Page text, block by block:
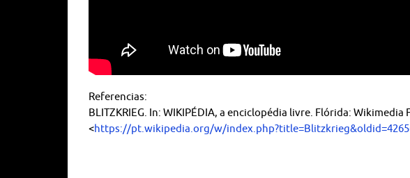
Referencias:
BLITZKRIEG. In: WIKIPÉDIA, a enciclopédia livre. Flórida:
<https://pt.wikipedia.org/w/